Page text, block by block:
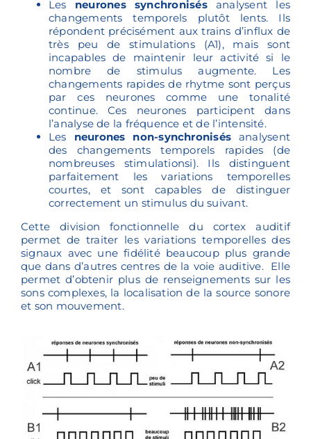
Les neurones synchronisésanalysent les
changements temporels plutôt lents. Ils
répondent précisément aux trains d’influx de
très peu de stimulations (A1), mais sont
incapables de maintenir leur activité si le
nombre de stimulus augmente. Les
changements rapides de rhytme sont perçus
par ces neurones comme une tonalité
continue. Ces neurones participent dans
l’analyse de la fréquence et de l’intensité.
Les neurones non-synchronisés analysent
des changements temporels rapides (de
nombreuses stimulationsi). Ils distinguent
parfaitement les variations temporelles
courtes, et sont capables de distinguer
correctement un stimulus du suivant.
Cette division fonctionnelle du cortex auditif
permet de traiter les variations temporelles des
signaux avec une fidélité beaucoup plus grande
que dans d’autres centres de la voie auditive. Elle
permet d’obtenir plus de renseignements sur les
sons complexes, la localisation de la source sonore
et son mouvement.